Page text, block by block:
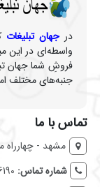
درجهان تبلیغات
واسطه‌ای در این
فروشِ شما جهان
جنبه‌های مختلف
تماس با ما
مشهد - چهارراه
شماره تماس: